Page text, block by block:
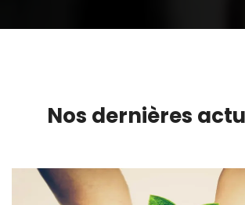
Nos dernières